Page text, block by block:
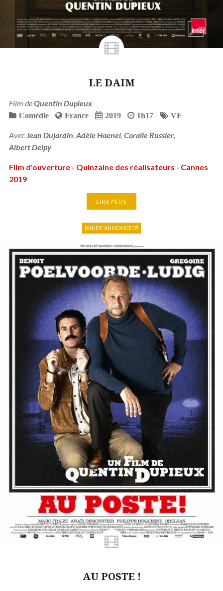
LE DAIM
Film deQuentin Dupieux
Comédie France 2019 1h17 VF
AvecJean Dujardin, Adèle Haenel, Coralie Russier,
Albert Delpy
Film d'ouverture - Quinzaine des réalisateurs - Cannes
2019
LIRE PLUS
BANDE ANNONCE
AU POSTE !